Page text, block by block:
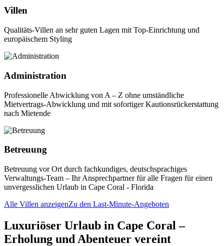
Villen
Qualitäts-Villen an sehr guten Lagen mit Top-Einrichtung und
europäischem Styling
Administration
Professionelle Abwicklung von A – Z ohne umständliche
Mietvertrags-Abwicklung und mit sofortiger Kautionsrückerstattung
nach Mietende
Betreuung
Betreuung vor Ort durch fachkundiges, deutschsprachiges
Verwaltungs-Team – Ihr Ansprechpartner für alle Fragen für einen
unvergesslichen Urlaub in Cape Coral - Florida
Alle Villen anzeigenZu den Last-Minute-Angeboten
Luxuriöser Urlaub in Cape Coral –
Erholung und Abenteuer vereint